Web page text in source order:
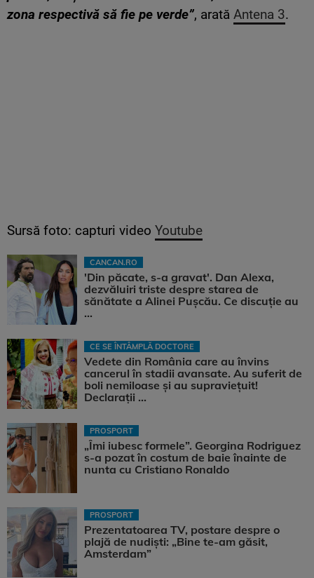
zona respectivă să fie pe verde”, arată Antena 3.
Sursă foto: capturi video Youtube
CANCAN.RO
'Din păcate, s-a gravat'. Dan Alexa,
dezvăluiri triste despre starea de
sănătate a Alinei Pușcău. Ce discuție au
...
CE SE ÎNTÂMPLĂ DOCTORE
Vedete din România care au învins
cancerul în stadii avansate. Au suferit de
boli nemiloase şi au supravieţuit!
Declarații ...
PROSPORT
„Îmi iubesc formele”. Georgina Rodriguez
s-a pozat în costum de baie înainte de
nunta cu Cristiano Ronaldo
PROSPORT
Prezentatoarea TV, postare despre o
plajă de nudiști: „Bine te-am găsit,
Amsterdam”